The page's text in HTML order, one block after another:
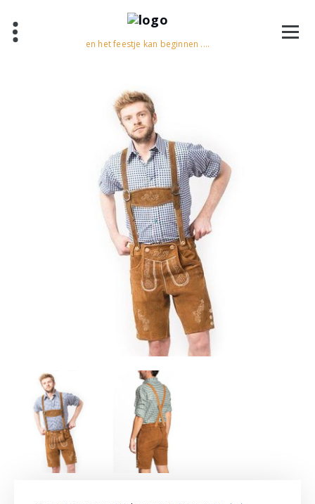
en het feestje kan beginnen ....